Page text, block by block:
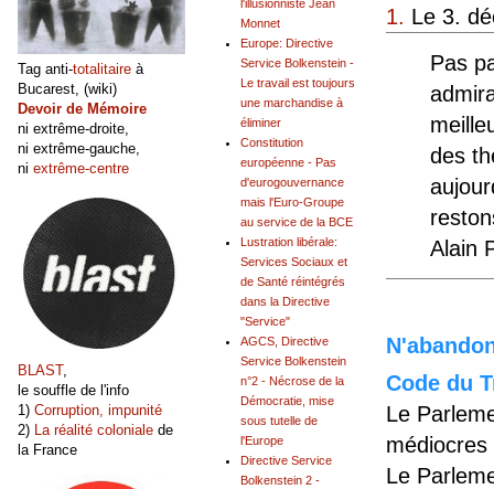
1. Le 3.
Pas
des
Alain
Code du
Le
Le
l'illusionniste Jean
Monnet
Europe: Directive
Service Bolkenstein -
Le travail est toujours
une marchandise à
éliminer
Constitution
européenne - Pas
d'eurogouvernance
mais l'Euro-Groupe
au service de la BCE
Lustration libérale:
Services Sociaux et
de Santé réintégrés
dans la Directive
"Service"
AGCS, Directive
Service Bolkenstein
n°2 - Nécrose de la
Démocratie, mise
sous tutelle de
l'Europe
Directive Service
Bolkenstein 2 -
Tag anti-totalitaire à
Bucarest, (wiki)
Devoir de Mémoire
ni extrême-droite,
ni extrême-gauche,
ni extrême-centre
BLAST,
le souffle de l'info
1) Corruption, impunité
2) La réalité coloniale de
la France